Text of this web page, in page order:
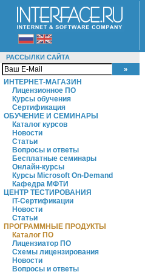
РАССЫЛКИ САЙТА
ИНТЕРНЕТ-МАГАЗИН
Лицензионное ПО
Курсы обучения
Сертификация
ОБУЧЕНИЕ И СЕМИНАРЫ
Каталог курсов
Новости
Статьи
Вопросы и ответы
Бесплатные семинары
Онлайн-курсы
Курсы Microsoft On-Demand
Кафедра МФТИ
ЦЕНТР ТЕСТИРОВАНИЯ
IT-Сертификации
Новости
Статьи
ПРОГРАММНЫЕ ПРОДУКТЫ
Каталог ПО
Лицензиатор ПО
Схемы лицензирования
Новости
Вопросы и ответы